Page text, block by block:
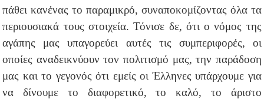
πάθει κανένας το παραμικρό, συναποκομίζοντας όλα τα
περιουσιακά τους στοιχεία. Τόνισε δε, ότι ο νόμος της
αγάπης μας υπαγορεύει αυτές τις συμπεριφορές, οι
οποίες αναδεικνύουν τον πολιτισμό μας, την παράδοση
μας και το γεγονός ότι εμείς οι Έλληνες υπάρχουμε για
να δίνουμε το διαφορετικό, το καλό, το άριστο